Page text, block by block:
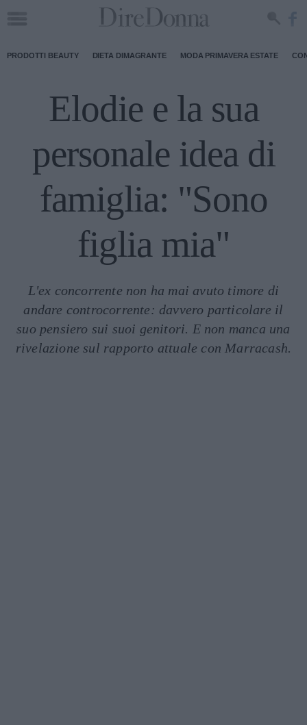
PRODOTTI BEAUTY DIETA DIMAGRANTE MODA PRIMAVERA ESTATE
Elodie e la sua
personale idea di
famiglia: "Sono
figlia mia"
L'ex concorrente non ha mai avuto timore di
andare controcorrente: davvero particolare il
suo pensiero sui suoi genitori. E non manca una
rivelazione sul rapporto attuale con Marracash.